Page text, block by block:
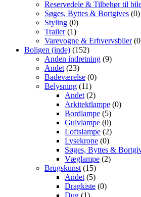
Reservedele & Tilbehør til
Søges, Byttes & Bortgives (0)
Styling (0)
Trailer(1)
Varevogne & Erhvervsbiler
Boligen (inde) (152)
Anden indretning (9)
Andet (23)
Badeværelse (0)
Belysning (11)
Andet (2)
Arkitektlampe (0)
Bordlampe (5)
Gulvlampe (0)
Loftslampe (2)
Lysekrone (0)
Søges, Byttes &
Væglampe (2)
Brugskunst (15)
Andet (5)
Dragkiste (0)
Dug (1)